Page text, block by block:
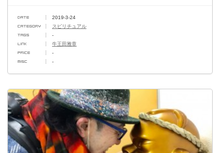
2019-3-24
スピリチュアル
-
牛王田雅章
-
-